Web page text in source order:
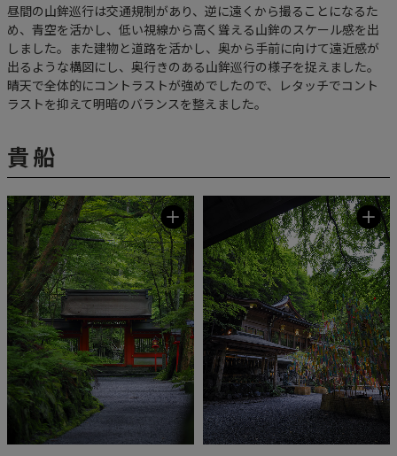
昼間の山鉾巡行は交通規制があり、逆に遠くから撮ることになるた
め、青空を活かし、低い視線から高く聳える山鉾のスケール感を出
しました。また建物と道路を活かし、奥から手前に向けて遠近感が
出るような構図にし、奥行きのある山鉾巡行の様子を捉えました。
晴天で全体的にコントラストが強めでしたので、レタッチでコント
ラストを抑えて明暗のバランスを整えました。
貴船